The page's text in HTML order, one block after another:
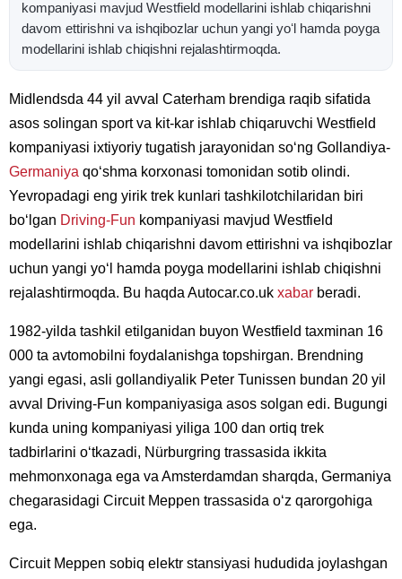
kompaniyasi mavjud Westfield modellarini ishlab chiqarishni
davom ettirishni va ishqibozlar uchun yangi yoʻl hamda poyga
modellarini ishlab chiqishni rejalashtirmoqda.
Midlendsda 44 yil avval Caterham brendiga raqib sifatida
asos solingan sport va kit-kar ishlab chiqaruvchi Westfield
kompaniyasi ixtiyoriy tugatish jarayonidan soʻng Gollandiya-
Germaniya qoʻshma korxonasi tomonidan sotib olindi.
Yevropadagi eng yirik trek kunlari tashkilotchilaridan biri
boʻlgan Driving-Fun kompaniyasi mavjud Westfield
modellarini ishlab chiqarishni davom ettirishni va ishqibozlar
uchun yangi yoʻl hamda poyga modellarini ishlab chiqishni
rejalashtirmoqda. Bu haqda Autocar.co.uk xabar beradi.
1982-yilda tashkil etilganidan buyon Westfield taxminan 16
000 ta avtomobilni foydalanishga topshirgan. Brendning
yangi egasi, asli gollandiyalik Peter Tunissen bundan 20 yil
avval Driving-Fun kompaniyasiga asos solgan edi. Bugungi
kunda uning kompaniyasi yiliga 100 dan ortiq trek
tadbirlarini oʻtkazadi, Nürburgring trassasida ikkita
mehmonxonaga ega va Amsterdamdan sharqda, Germaniya
chegarasidagi Circuit Meppen trassasida oʻz qarorgohiga
ega.
Circuit Meppen sobiq elektr stansiyasi hududida joylashgan